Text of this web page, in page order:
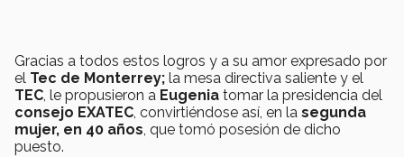
Gracias a todos estos logros y a su amor expresado por
el Tec de Monterrey; la mesa directiva saliente y el
TEC, le propusieron a Eugenia tomar la presidencia del
consejo EXATEC, convirtiéndose así, en la segunda
mujer, en 40 años, que tomó posesión de dicho
puesto.